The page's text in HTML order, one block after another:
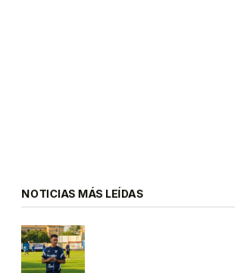
NOTICIAS MÁS LEÍDAS